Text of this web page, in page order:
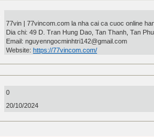
77vin | 77vincom.com la nha cai ca cuoc online
Dia chi: 49 D. Tran Hung Dao, Tan Thanh, Tan
Email: nguyenngocminhtri142@gmail.com
Website: https://77vincom.com/
0
20/10/2024